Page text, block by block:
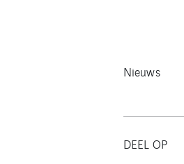
Nieuws
DEEL OP